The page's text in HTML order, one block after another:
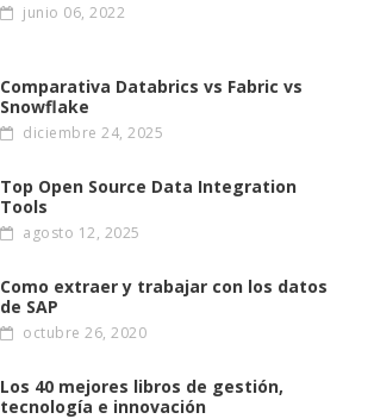
junio 06, 2022
Comparativa Databrics vs Fabric vs
Snowflake
diciembre 24, 2025
Top Open Source Data Integration
Tools
agosto 12, 2025
Como extraer y trabajar con los datos
de SAP
octubre 26, 2020
Los 40 mejores libros de gestión,
tecnología e innovación